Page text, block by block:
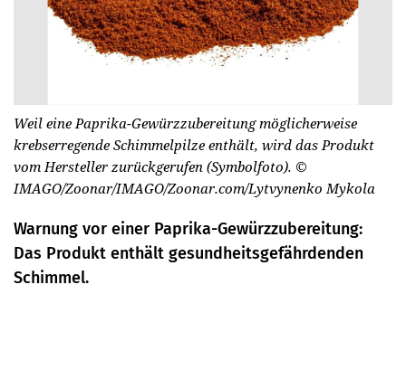
Weil eine Paprika-Gewürzzubereitung möglicherweise
krebserregende Schimmelpilze enthält, wird das Produkt
vom Hersteller zurückgerufen (Symbolfoto). ©
IMAGO/Zoonar/IMAGO/Zoonar.com/Lytvynenko Mykola
Warnung vor einer Paprika-Gewürzzubereitung:
Das Produkt enthält gesundheitsgefährdenden
Schimmel.